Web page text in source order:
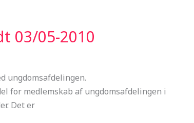
03/05-2010
ungdomsafdelingen.
for medlemskab af ungdomsafdelingen i
Det er